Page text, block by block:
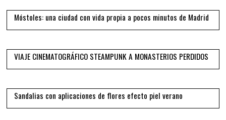
Móstoles: una ciudad con vida propia a pocos minutos de Madrid
10
VIAJE CINEMATOGRÁFICO STEAMPUNK A MONASTERIOS PERDIDOS
11
Sandalias con aplicaciones de flores efecto piel verano
12